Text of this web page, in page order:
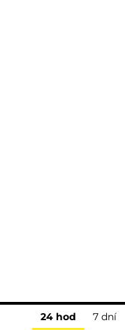
24 hod 7 dní